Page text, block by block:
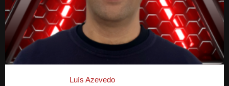
Luís Azevedo